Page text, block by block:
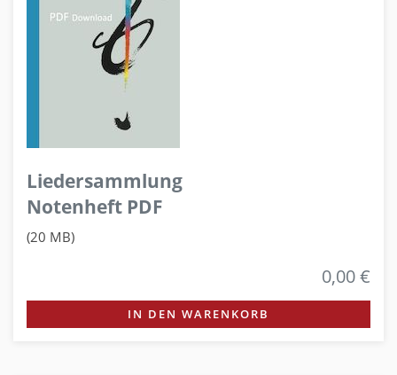
Liedersammlung
Notenheft PDF
(20 MB)
0,00 €
IN DEN WARENKORB